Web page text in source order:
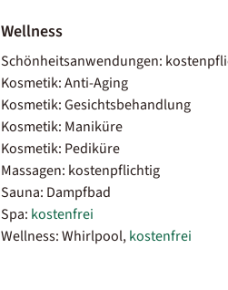
Wellness
Schönheitsanwendungen:
Kosmetik: Anti-Aging
Kosmetik: Gesichtsbehandlung
Kosmetik: Maniküre
Kosmetik: Pediküre
Massagen: kostenpflichtig
Sauna: Dampfbad
Spa: kostenfrei
Wellness: Whirlpool,kostenfrei